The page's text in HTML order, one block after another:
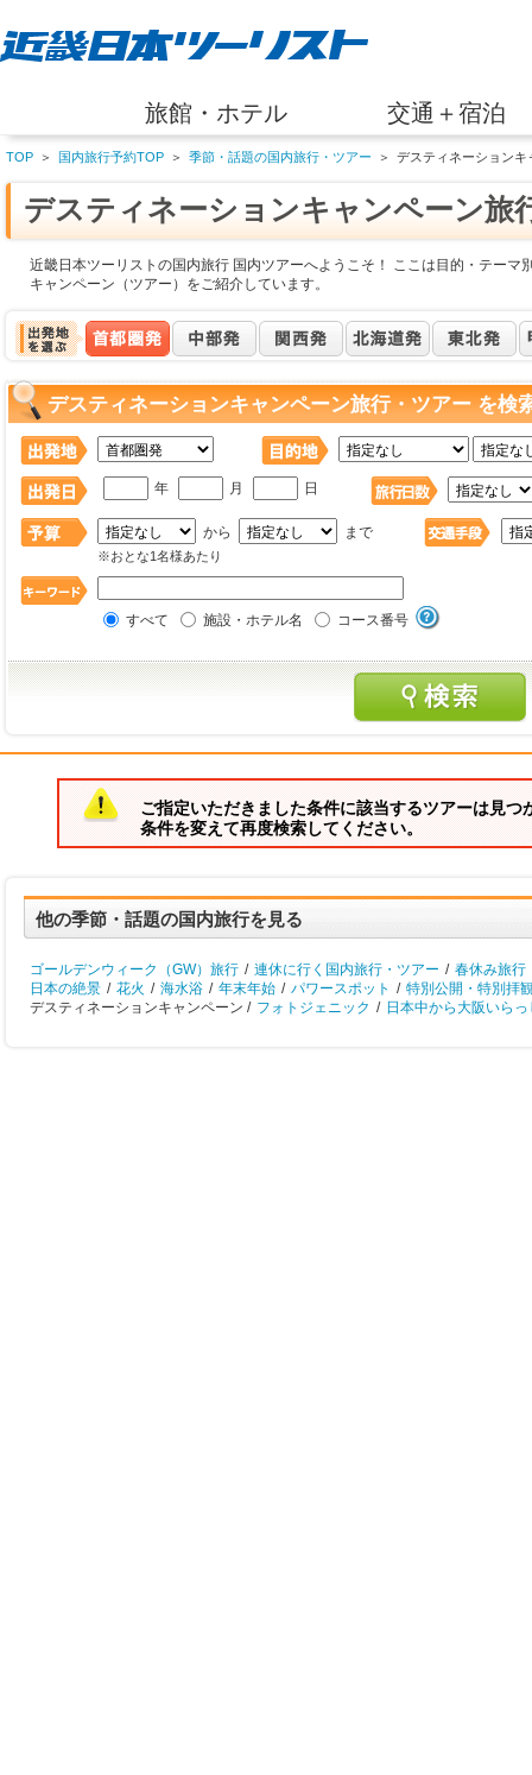
旅館・ホテル 交通＋宿泊
TOP ＞ 国内旅行予約TOP ＞ 季節・話題の国内旅行・ツアー ＞ デスティネーション
デスティネーションキャンペーン旅
近畿日本ツーリストの国内旅行 国内ツアーへようこそ！ ここは目的・テーマ
キャンペーン（ツアー）をご紹介しています。
デスティネーションキャンペーン旅行・ツアー を検
年 月 日
から まで
※おとな1名様あたり
すべて 施設・ホテル名 コース番号
ご指定いただきました条件に該当するツアーは見つ
条件を変えて再度検索してください。
他の季節・話題の国内旅行を見る
ゴールデンウィーク（GW）旅行 / 連休に行く国内旅行・ツアー / 春休み旅行
日本の絶景 / 花火 / 海水浴 / 年末年始 / パワースポット / 特別公開・特別拝
デスティネーションキャンペーン / フォトジェニック / 日本中から大阪いら